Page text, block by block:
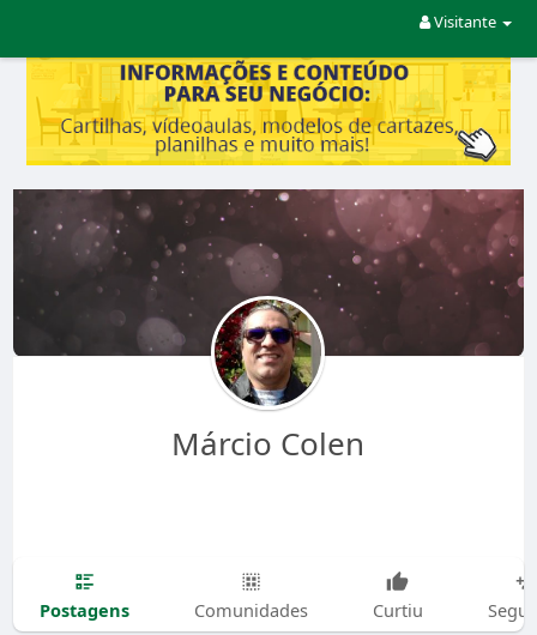
Visitante
Márcio Colen
Postagens Comunidades Curtiu